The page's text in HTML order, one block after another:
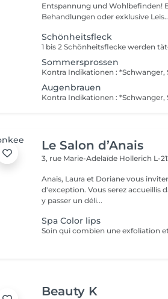
Entspannung und Wohlbefinden! Egal ob Du klassische
Behandlungen oder exklusive
Schönheitsfleck
Sommersprossen
Augenbrauen
Le Salon d’Anais
3, rue Marie-Adelaïde Hollerich L-
Anais, Laura et Doriane vous
d'exception. Vous serez accueillis dans un cadre raffiné et feutré pour
y passer un déli...
Spa Color lips
Beauty K